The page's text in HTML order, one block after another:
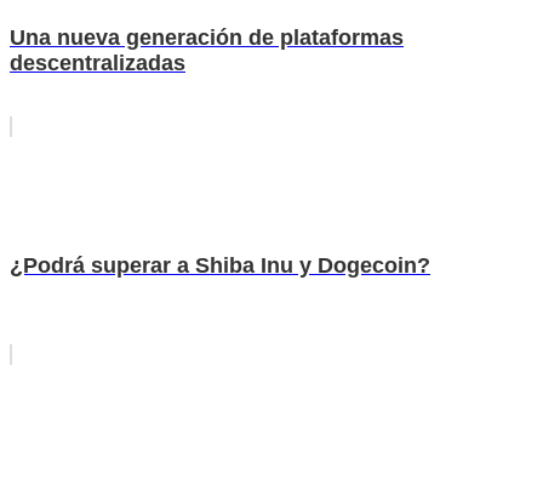
Una nueva generación de plataformas
descentralizadas
¿Podrá superar a Shiba Inu y Dogecoin?